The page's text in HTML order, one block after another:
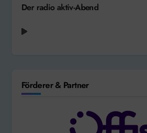
Der radio aktiv-Abend
Förderer & Partner